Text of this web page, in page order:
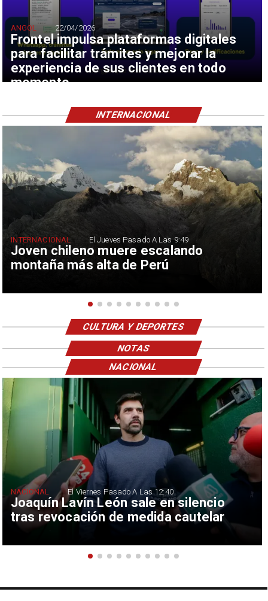
Frontel impulsa plataformas digitales
para facilitar trámites y mejorar la
experiencia de sus clientes en todo
momento
ANGOL 22/04/2026
Joven chileno muere escalando
montaña más alta de Perú
INTERNACIONAL El Jueves Pasado A Las 9:49
INTERNACIONAL
CULTURA Y DEPORTES
NOTAS
Joaquín Lavín León sale en silencio
tras revocación de medida cautelar
NACIONAL El Viernes Pasado A Las 12:40
NACIONAL